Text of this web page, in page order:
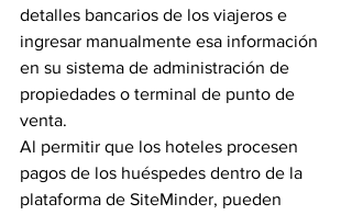
detalles bancarios de los viajeros e
ingresar manualmente esa información
en su sistema de administración de
propiedades o terminal de punto de
venta.
Al permitir que los hoteles procesen
pagos de los huéspedes dentro de la
plataforma de SiteMinder, pueden